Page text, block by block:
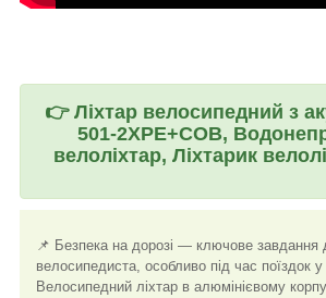
👉 Ліхтар велосипедний з
501-2XPE+COB,
велоліхтар, Ліхтарик
📌 Безпека на дорозі — ключове завдання
велосипедиста, особливо під час поїздок
Велосипедний ліхтар в алюмінієвому